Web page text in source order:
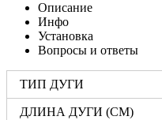
Описание
Инфо
Установка
Вопросы и ответы
ТИП ДУГИ
ДЛИНА ДУГИ (СМ)